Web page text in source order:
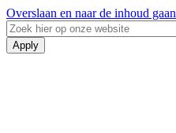
Overslaan en naar de inhoud gaan